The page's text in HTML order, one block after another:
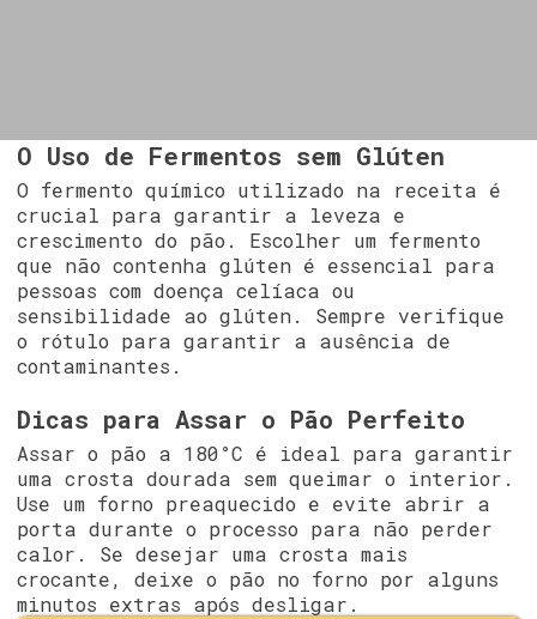
O Uso de Fermentos sem Glúten
O fermento químico utilizado na receita é
crucial para garantir a leveza e
crescimento do pão. Escolher um fermento
que não contenha glúten é essencial para
pessoas com doença celíaca ou
sensibilidade ao glúten. Sempre verifique
o rótulo para garantir a ausência de
contaminantes.
Dicas para Assar o Pão Perfeito
Assar o pão a 180°C é ideal para garantir
uma crosta dourada sem queimar o interior.
Use um forno preaquecido e evite abrir a
porta durante o processo para não perder
calor. Se desejar uma crosta mais
crocante, deixe o pão no forno por alguns
minutos extras após desligar.